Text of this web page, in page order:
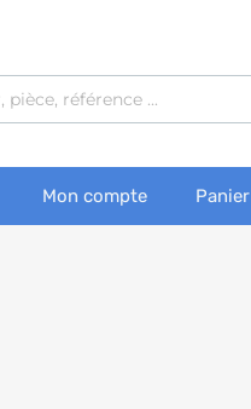
Mon compte Panier